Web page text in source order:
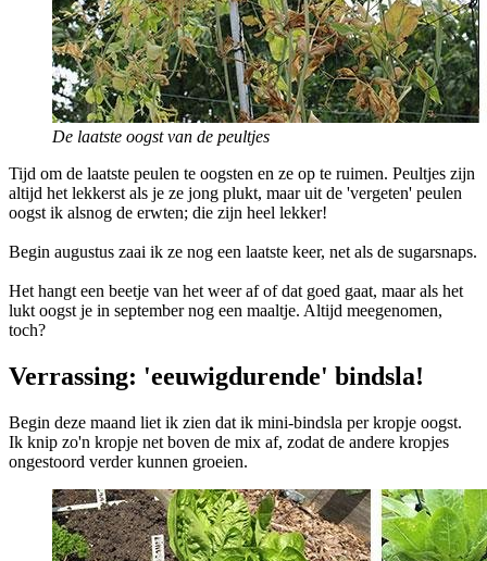
De laatste oogst van de peultjes
Tijd om de laatste peulen te oogsten en ze op te ruimen. Peultjes zijn
altijd het lekkerst als je ze jong plukt, maar uit de 'vergeten' peulen
oogst ik alsnog de erwten; die zijn heel lekker!
Begin augustus zaai ik ze nog een laatste keer, net als de sugarsnaps.
Het hangt een beetje van het weer af of dat goed gaat, maar als het
lukt oogst je in september nog een maaltje. Altijd meegenomen,
toch?
Verrassing: 'eeuwigdurende' bindsla!
Begin deze maand liet ik zien dat ik mini-bindsla per kropje oogst.
Ik knip zo'n kropje net boven de mix af, zodat de andere kropjes
ongestoord verder kunnen groeien.